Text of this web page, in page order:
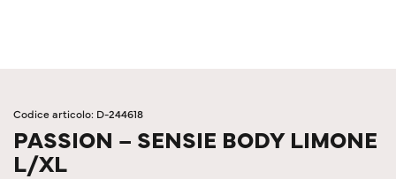
Codice articolo: D-244618
PASSION – SENSIE BODY LIMONE
L/XL